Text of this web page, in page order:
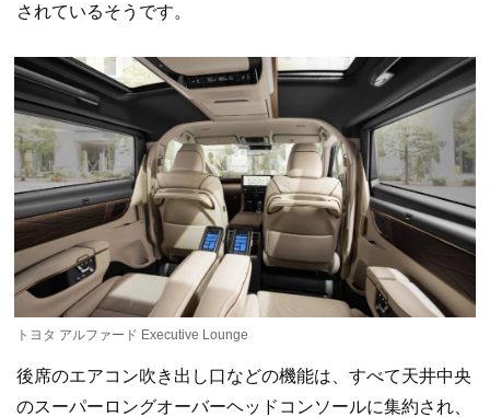
されているそうです。
トヨタ アルファード Executive Lounge
後席のエアコン吹き出し口などの機能は、すべて天井中央
のスーパーロングオーバーヘッドコンソールに集約され、